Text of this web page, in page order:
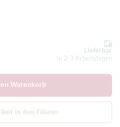
Lieferbar
in 2-3 Arbeitstagen
Warenkorb
in den Filialen